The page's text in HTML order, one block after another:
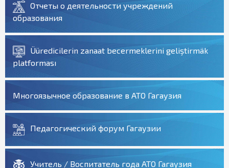
Отчеты о деятельности учреждений
образования
Üüredicilerin zanaat becermeklerini geliştirmäk
platforması
Многоязычное образование в АТО Гагаузия
Педагогический форум Гагаузии
Учитель / Воспитатель года АТО Гагаузия